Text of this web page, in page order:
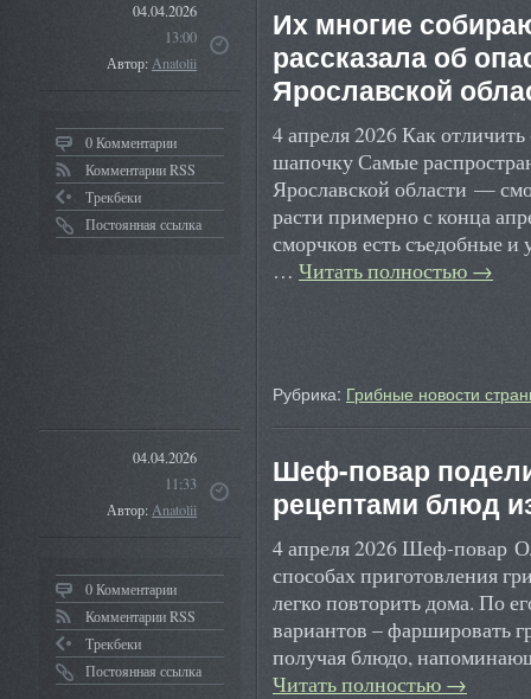
04.04.2026
13:00
Автор:Anatolii
0 Комментарии
Комментарии RSS
Трекбеки
Постоянная ссылка
Их многие
рассказала об
Ярославской
4 апреля 2026 Как
шапочку Самые
Ярославской области —
расти примерно с конца
сморчков есть съедобные
… Читать полностью →
Рубрика: Грибные новости
04.04.2026
11:33
Автор:Anatolii
0 Комментарии
Комментарии RSS
Трекбеки
Постоянная ссылка
Шеф-повар
рецептами блюд
4 апреля 2026 Шеф-повар
способах приготовления
легко повторить дома. По
вариантов – фаршировать
получая блюдо,
Читать полностью →